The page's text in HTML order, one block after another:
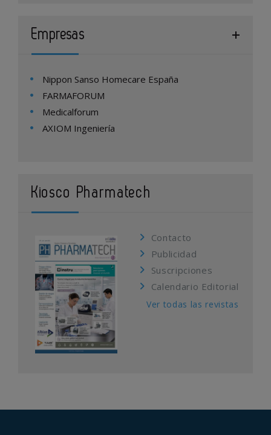
Empresas
Nippon Sanso Homecare España
FARMAFORUM
Medicalforum
AXIOM Ingeniería
Kiosco Pharmatech
Contacto
Publicidad
Suscripciones
Calendario Editorial
Ver todas las revistas